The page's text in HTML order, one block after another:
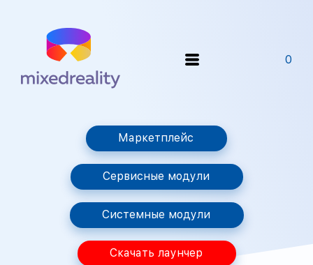
0
Маркетплейс
Сервисные модули
Системные модули
Скачать лаунчер